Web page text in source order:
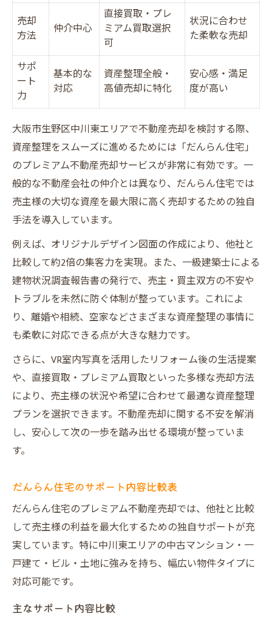
売却
方法
仲介中心
直接買取・プレ
ミアム買取選択
可
状況に合わせ
た柔軟な売却
サポ
ート
力
基本的な
対応
資産整理全般・
高値売却に特化
安心感・満足
度が高い
大阪市生野区中川東エリアで不動産売却を検討する際、
資産整理をスムーズに進めるためには「だんらん住宅」
のプレミアム不動産売却サービスが非常に有効です。一
般的な不動産会社の仲介とは異なり、だんらん住宅では
売主様の大切な資産を最大限に高く売却するための独自
手法を導入しています。
例えば、オリジナルデザイン図面の作成により、他社と
比較して約2倍の集客力を実現。また、一級建築士による
建物状況調査報告書の発行で、売主・買主双方の不安や
トラブルを未然に防ぐ体制が整っています。これによ
り、離婚や相続、空家などさまざまな資産整理の事情に
も柔軟に対応できる点が大きな魅力です。
さらに、VR室内写真を活用したリフォーム後の生活提案
や、直接買取・プレミアム買取といった多様な売却方法
により、売主様の状況や希望に合わせて最適な資産整理
プランを選択できます。不動産売却に関する不安を解消
し、安心して次の一歩を踏み出せる環境が整っていま
す。
だんらん住宅のサポート内容比較表
だんらん住宅のプレミアム不動産売却では、他社と比較
して売主様の利益を最大化するための独自サポートが充
実しています。特に中川東エリアの中古マンション・一
戸建て・ビル・土地に強みを持ち、幅広い物件タイプに
対応可能です。
主なサポート内容比較